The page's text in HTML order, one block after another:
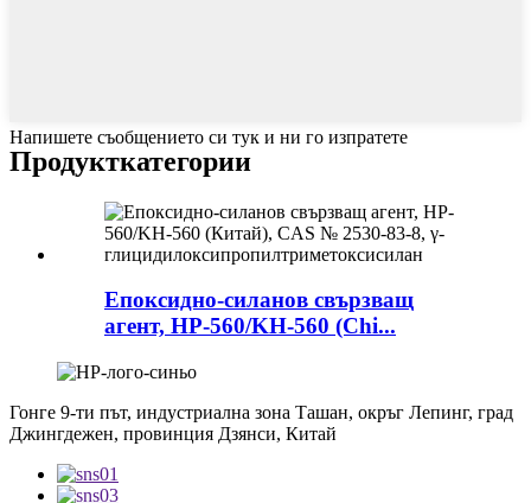
Напишете съобщението си тук и ни го изпратете
Продукткатегории
Епоксидно-силанов свързващ
агент, HP-560/KH-560 (Chi...
Гонге 9-ти път, индустриална зона Ташан, окръг Лепинг, град
Джингдежен, провинция Дзянси, Китай